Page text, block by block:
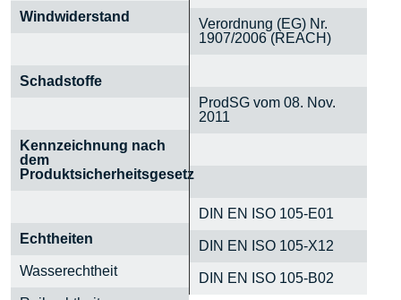
Windwiderstand
Schadstoffe
Kennzeichnung nach
dem
Produktsicherheitsgesetz
Echtheiten
Wasserechtheit
Verordnung (EG) Nr.
1907/2006 (REACH)
ProdSG vom 08. Nov.
2011
DIN EN ISO 105-E01
DIN EN ISO 105-X12
DIN EN ISO 105-B02